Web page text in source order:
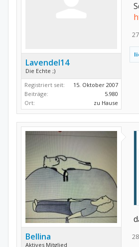
Lavendel14
Die Echte ;)
Registriert seit:
15. Oktober 2007
Beiträge:
5.980
Ort:
zu Hause
Bellina
Aktives Mitglied